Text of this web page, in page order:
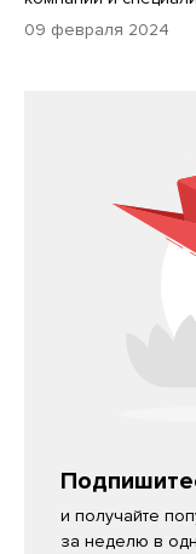
09 февраля 2024
и получайте
за неделю в